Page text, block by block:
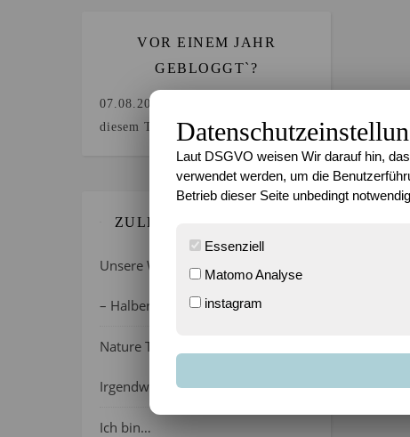
VOR EINEM JAHR
GEBLOGGT`?
07.08.2025
diesem Tag.
ZULETZT GEBLOGGT…
Unsere Wochenlieblinge 31/2026
– Halber Alltag ist zurück
Nature Thursday 21/2026 –
Irgendwie wie April, oder?
Ich bin…
Laut DSGVO weisen Wir darauf hin,
verwendet werden, um die
Betrieb dieser Seite unbedingt
Essenziell
Matomo Analyse
instagram